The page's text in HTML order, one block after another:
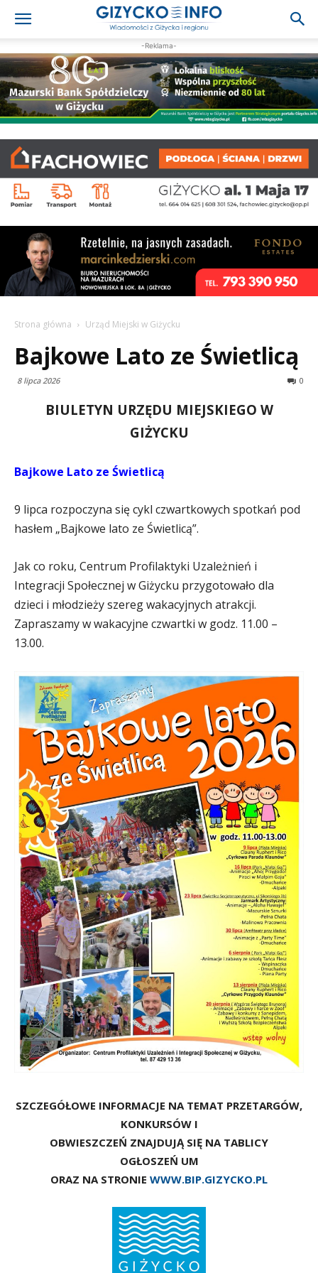
-Reklama-
Strona główna Urząd Miejski w Giżycku
Bajkowe Lato ze Świetlicą
8 lipca 2026 0
BIULETYN URZĘDU MIEJSKIEGO W
GIŻYCKU
Bajkowe Lato ze Świetlicą
9 lipca rozpoczyna się cykl czwartkowych spotkań pod
hasłem „Bajkowe lato ze Świetlicą”.
Jak co roku, Centrum Profilaktyki Uzależnień i
Integracji Społecznej w Giżycku przygotowało dla
dzieci i młodzieży szereg wakacyjnych atrakcji.
Zapraszamy w wakacyjne czwartki w godz. 11.00 –
13.00.
SZCZEGÓŁOWE INFORMACJE NA TEMAT PRZETARGÓW,
KONKURSÓW I
OBWIESZCZEŃ ZNAJDUJĄ SIĘ NA TABLICY
OGŁOSZEŃ UM
ORAZ NA STRONIE WWW.BIP.GIZYCKO.PL